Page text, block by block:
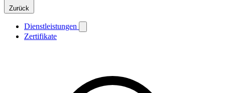
Zurück
Dienstleistungen
Zertifikate